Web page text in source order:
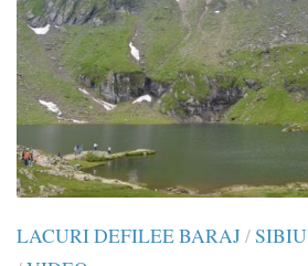
LACURI DEFILEE BARAJ/SIBIU